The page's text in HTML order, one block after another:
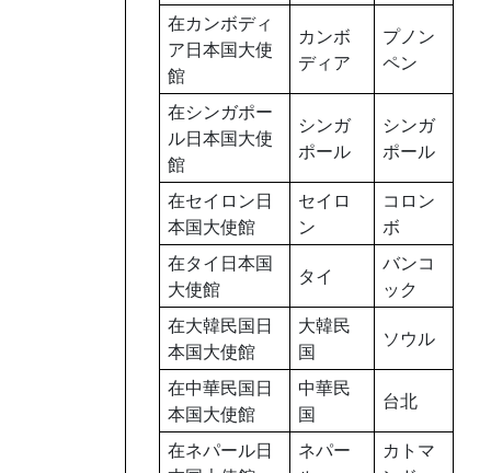
在カンボディ
ア日本国大使
館
カンボ
ディア
プノン
ペン
在シンガポー
ル日本国大使
館
シンガ
ポール
シンガ
ポール
在セイロン日
本国大使館
セイロ
ン
コロン
ボ
在タイ日本国
大使館
タイ
バンコ
ック
在大韓民国日
本国大使館
大韓民
国
ソウル
在中華民国日
本国大使館
中華民
国
台北
在ネパール日
ネパー
カトマ